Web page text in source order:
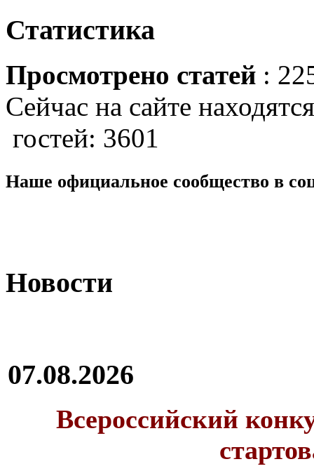
Статистика
Просмотрено статей :
Сейчас на сайте
гостей: 3601
Наше официальное сообщество в
Новости
07.08.2026
Всероссийский